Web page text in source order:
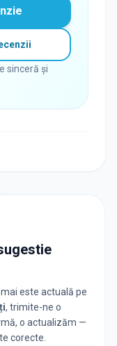
sinceră și
este actuală pe
, trimite-ne o
o actualizăm —
corecte.